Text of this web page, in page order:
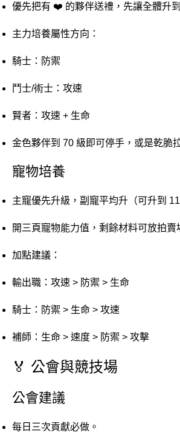
優先把有 ❤️ 的夥伴送禮，先讓全體升
主力培養屬性方向：
騎士：防禦
鬥士/術士：攻速
賢者：攻速 + 生命
金色夥伴到 70 級即可停手，或是乾脆
寵物培養
主寵優先升級，副寵平均升（可升到
開三頁寵物能力值，剩餘材料可放拍賣
加點建議：
輸出職：攻速 > 防禦 > 生命
騎士：防禦 > 生命 > 攻速
補師：生命 > 速度 > 防禦 > 攻擊
🏅 公會與競技場
公會建議
每日三次貢獻必做。